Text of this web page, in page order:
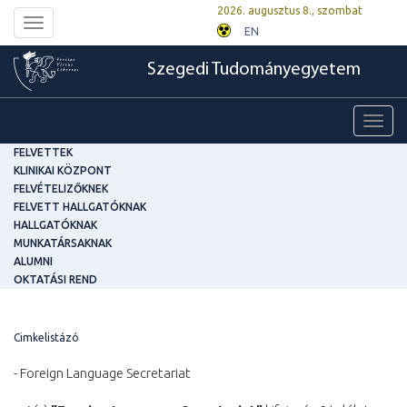
Toggle
navigation
2026. augusztus 8., szombat
EN
Szegedi Tudományegyetem
FELVETTEK
KLINIKAI KÖZPONT
FELVÉTELIZŐKNEK
FELVETT HALLGATÓKNAK
HALLGATÓKNAK
MUNKATÁRSAKNAK
ALUMNI
OKTATÁSI REND
Cimkelistázó
- Foreign Language Secretariat